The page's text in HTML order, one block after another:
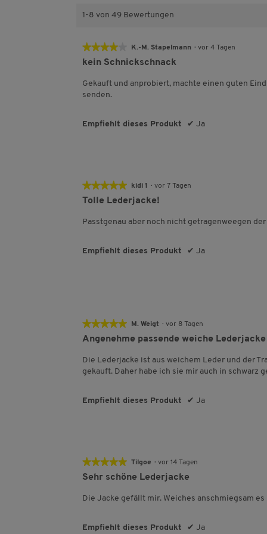
n
1-8 von 49 Bewertungen
★★★★★
★★★★★
4
5
Sternen.
K.-M. Stapelmann · vor 4 Tagen
kein Schnickschnack
Gekauft und anprobiert, machte einen guten
senden.
Empfiehlt dieses Produkt ✔ Ja
★★★★★
★★★★★
5
5
kidi 1 · vor 7 Tagen
Tolle Lederjacke!
Passtgenau aber noch nicht getragenweegen
Empfiehlt dieses Produkt ✔ Ja
★★★★★
★★★★★
5
5
Sternen.
M. Weigt · vor 8 Tagen
Angenehme passende weiche Lederjacke
Die Lederjacke ist aus weichem Leder und der
gekauft. Daher habe ich sie mir auch in schwarz
Empfiehlt dieses Produkt ✔ Ja
★★★★★
★★★★★
5
5
Tilgoe · vor 14 Tagen
Sehr schöne Lederjacke
Die Jacke gefällt mir. Weiches anschmiegsam es
Empfiehlt dieses Produkt ✔ Ja